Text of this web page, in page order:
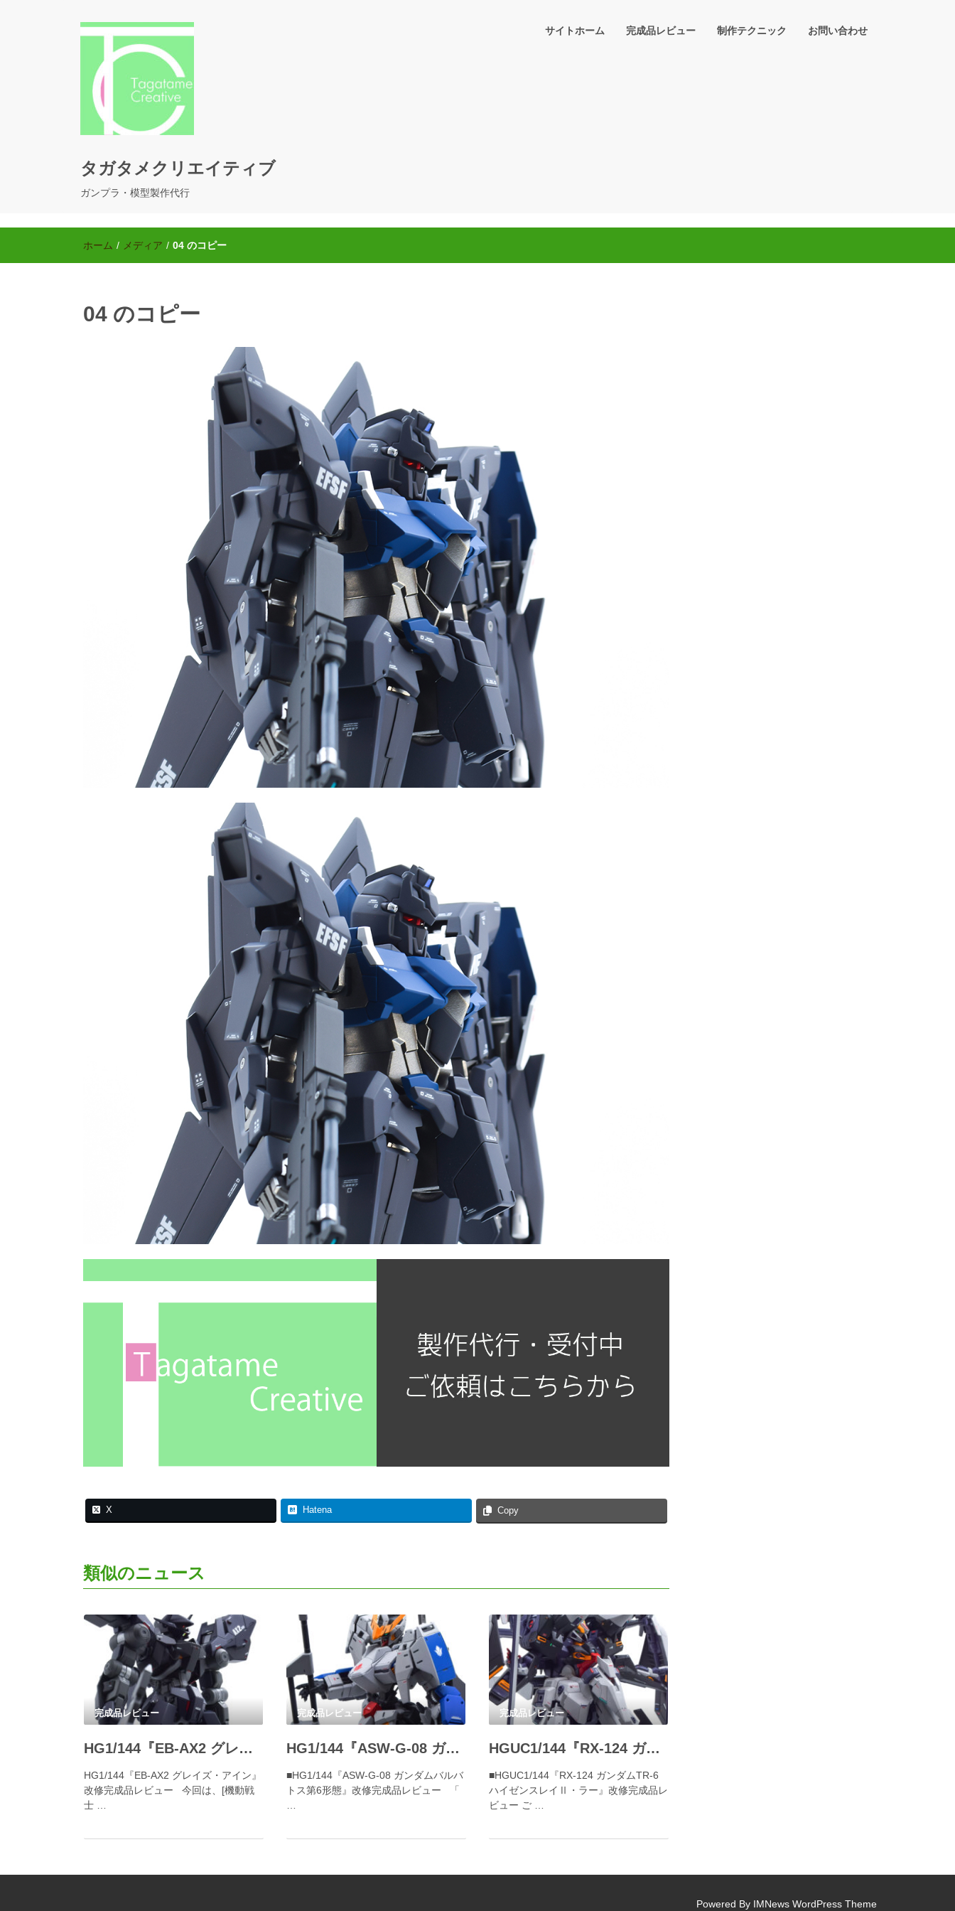
タガタメクリエイティブ
ガンプラ・模型製作代行
サイトホーム 完成品レビュー 制作テクニック お問い合わせ
ホーム / メディア / 04 のコピー
04 のコピー
X Hatena Copy
類似のニュース
完成品レビュー
HG1/144『EB-AX2 グレイズ・アイン』改修完成品レビュー
HG1/144『EB-AX2 グレイズ・アイン』
改修完成品レビュー 今回は、[機動戦
士 …
完成品レビュー
HG1/144『ASW-G-08 ガンダムバルバトス第6形態』改修完成品レビュー
■HG1/144『ASW-G-08 ガンダムバルバ
トス第6形態』改修完成品レビュー 「
完成品レビュー
HGUC1/144『RX-124 ガンダムTR-6 ハイゼンスレイⅡ・ラー』改修完成品レビュー
■HGUC1/144『RX-124 ガンダムTR-6
ハイゼンスレイⅡ・ラー』改修完成品レ
ビュー ご …
Powered By IMNews WordPress Theme